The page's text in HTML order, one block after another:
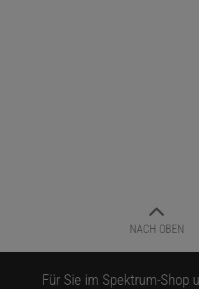
NACH OBEN
Für Sie im Spektrum-Shop